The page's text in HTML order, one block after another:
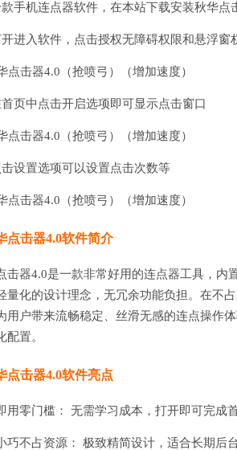
手机连点器软件，在本站下载安装秋华点
进入软件，点击授权无障碍权限和悬浮窗
页中点击开启选项即可显示点击窗口
设置选项可以设置点击次数等
点击器4.0软件简介
击器4.0是一款非常好用的连点器工具，内
量化的设计理念，无冗余功能负担。在不
用户带来流畅稳定、丝滑无感的连点操作
配置。
点击器4.0软件亮点
用零门槛： 无需学习成本，打开即可完成
巧不占资源： 极致精简设计，适合长期后台